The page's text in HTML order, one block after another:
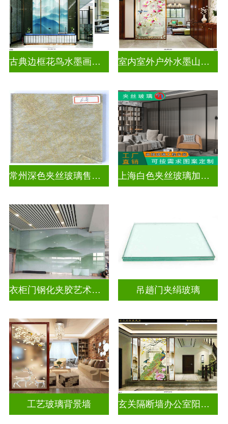
古典边框花鸟水墨画玻璃 室内室外户外水墨山水画玻璃
常州深色夹丝玻璃售价多少 上海白色夹丝玻璃加工厂
衣柜门钢化夹胶艺术玻璃 吊趟门夹绢玻璃
工艺玻璃背景墙 玄关隔断墙办公室阳台挡门山水画背景墙玻璃